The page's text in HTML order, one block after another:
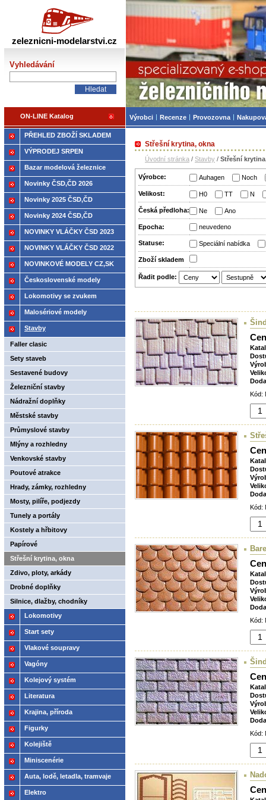
Střešní krytina, okna
Úvodní stránka / Stavby / Střešní
Výrobce: Auhagen Noch
Velikost: H0 TT N
Česká předloha: Ne Ano
Epocha: neuvedeno
Statuse: Speciální nabídka
Zboží­ skladem
Řadit podle:
Kód:
Kód:
Kód:
Kód:
PŘEHLED ZBOŽÍ SKLADEM
VÝPRODEJ SRPEN
Bazar modelová železnice
Novinky ČSD,ČD 2026
Novinky 2025 ČSD,ČD
Novinky 2024 ČSD,ČD
NOVINKY VLÁČKY ČSD 2023
NOVINKY VLÁČKY ČSD 2022
NOVINKOVÉ MODELY CZ,SK
2021
Československé modely
ČSD,ČD
Lokomotivy se zvukem
Malosériové modely
Stavby
Faller clasic
Sety staveb
Sestavené budovy
Železniční stavby
Nádražní doplňky
Městské stavby
Průmyslové stavby
Mlýny a rozhledny
Venkovské stavby
Poutové atrakce
Hrady, zámky, rozhledny
Mosty, pilíře, podjezdy
Tunely a portály
Kostely a hřbitovy
Papírové
Střešní krytina, okna
Zdivo, ploty, arkády
Drobné doplňky
Silnice, dlažby, chodníky
Lokomotivy
Start sety
Vlakové soupravy
Vagóny
Kolejový systém
Literatura
Krajina, příroda
Figurky
Kolejiště
Miniscenérie
Auta, lodě, letadla, tramvaje
Elektro
zeleznicni-modelarstvi.cz
Vyhledávání
ON-LINE Katalog
Železniční
Výrobci Recenze Provozovna